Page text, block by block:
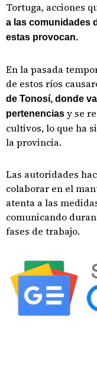
Tortuga, acciones
a las comunidades
estas provocan.
En la pasada
de estos ríos
de Tonosí, donde
pertenencias y se
cultivos, lo que ha
la provincia.
Las autoridades
colaborar en el
atenta a las
comunicando
fases de trabajo.